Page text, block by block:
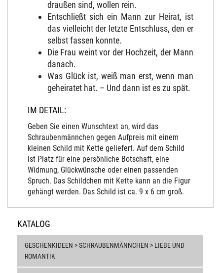
draußen sind, wollen rein.
Entschließt sich ein Mann zur Heirat, ist
das vielleicht der letzte Entschluss, den er
selbst fassen konnte.
Die Frau weint vor der Hochzeit, der Mann
danach.
Was Glück ist, weiß man erst, wenn man
geheiratet hat. – Und dann ist es zu spät.
IM DETAIL:
Geben Sie einen Wunschtext an, wird das
Schraubenmännchen gegen Aufpreis mit einem
kleinen Schild mit Kette geliefert. Auf dem Schild
ist Platz für eine persönliche Botschaft, eine
Widmung, Glückwünsche oder einen passenden
Spruch. Das Schildchen mit Kette kann an die Figur
gehängt werden. Das Schild ist ca. 9 x 6 cm groß.
KATALOG
GESCHENKIDEEN > SCHRAUBENMÄNNCHEN > LIEBE UND
ROMANTIK